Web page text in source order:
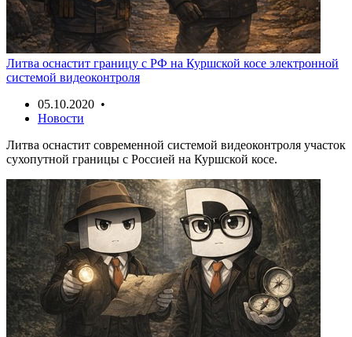
Литва оснастит границу с РФ на Куршской косе электронной
системой видеоконтроля
05.10.2020 •
Новости
Литва оснастит современной системой видеоконтроля участок
сухопутной границы с Россией на Куршской косе.